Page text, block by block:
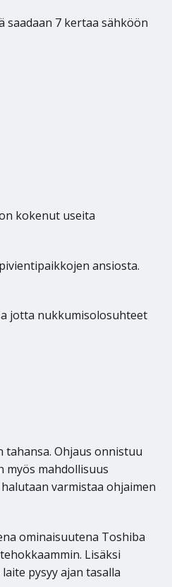
saadaan 7 kertaa sähköön
kokenut useita
ansiosta.
jotta nukkumisolosuhteet
Ohjaus onnistuu
myös mahdollisuus
varmistaa ohjaimen
ominaisuutena Toshiba
Lisäksi
pysyy ajan tasalla